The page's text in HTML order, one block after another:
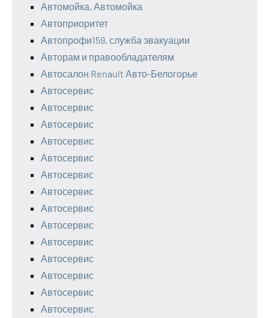
Автомойка, Автомойка
Автоприоритет
Автопрофи159, служба эвакуации
Авторам и правообладателям
Автосалон Renault Авто-Белогорье
Автосервис
Автосервис
Автосервис
Автосервис
Автосервис
Автосервис
Автосервис
Автосервис
Автосервис
Автосервис
Автосервис
Автосервис
Автосервис
Автосервис